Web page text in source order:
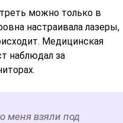
можно только в
настраивала лазеры,
Медицинская
наблюдал за
меня взяли под